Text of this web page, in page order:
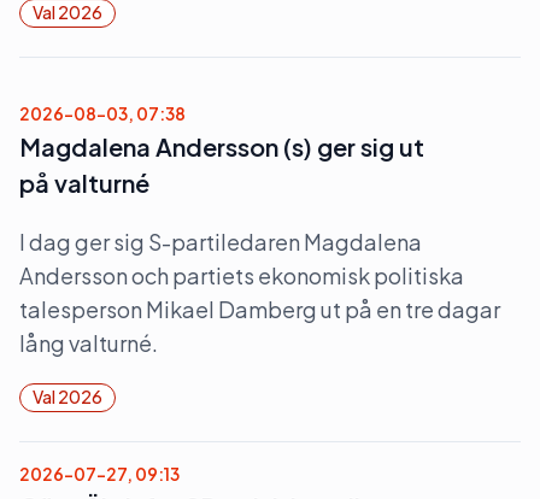
Val 2026
2026-08-03, 07:38
Magdalena Andersson (s) ger sig ut
på valturné
I dag ger sig S-partiledaren Magdalena
Andersson och partiets ekonomisk politiska
talesperson Mikael Damberg ut på en tre dagar
lång valturné.
Val 2026
2026-07-27, 09:13